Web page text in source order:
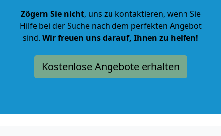
Zögern Sie nicht, uns zu kontaktieren, wenn Sie
Hilfe bei der Suche nach dem perfekten Angebot
sind. Wir freuen uns darauf, Ihnen zu helfen!
Kostenlose Angebote erhalten